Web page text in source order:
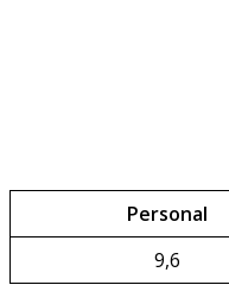
Personal
9,6